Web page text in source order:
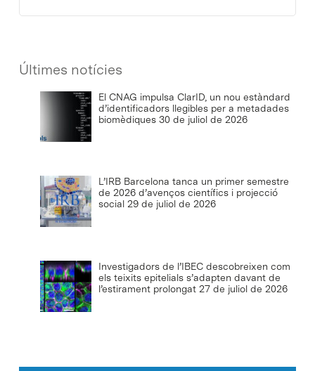
Últimes notícies
El CNAG impulsa ClarID, un nou estàndard
d’identificadors llegibles per a metadades
biomèdiques 30 de juliol de 2026
L’IRB Barcelona tanca un primer semestre
de 2026 d’avenços científics i projecció
social 29 de juliol de 2026
Investigadors de l’IBEC descobreixen com
els teixits epitelials s’adapten davant de
l’estirament prolongat 27 de juliol de 2026